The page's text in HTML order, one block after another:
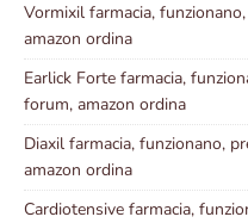
Vormixil farmacia,
amazon ordina
Earlick Forte farmacia,
forum, amazon ordina
Diaxil farmacia, funzionano,
amazon ordina
Cardiotensive farmacia,